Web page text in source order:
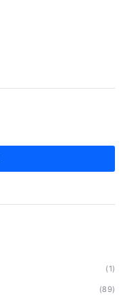
(1)
(89)